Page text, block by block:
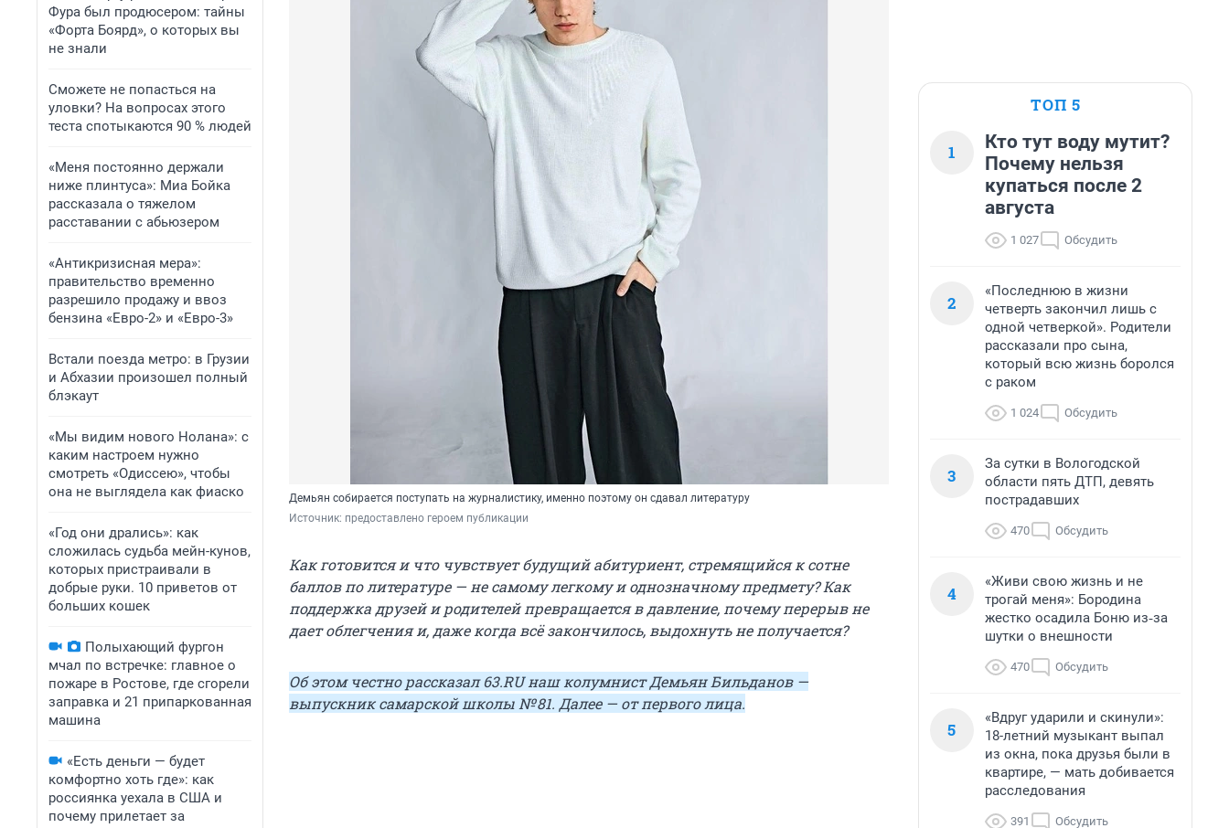
Фура был продюсером: тайны
«Форта Боярд», о которых вы
не знали
Сможете не попасться на
уловки? На вопросах этого
теста спотыкаются 90 % людей
«Меня постоянно держали
ниже плинтуса»: Миа Бойка
рассказала о тяжелом
расставании с абьюзером
«Антикризисная мера»:
правительство временно
разрешило продажу и ввоз
бензина «Евро-2» и «Евро-3»
Встали поезда метро: в Грузии
и Абхазии произошел полный
блэкаут
«Мы видим нового Нолана»: с
каким настроем нужно
смотреть «Одиссею», чтобы
она не выглядела как фиаско
«Год они дрались»: как
сложилась судьба мейн-кунов,
которых пристраивали в
добрые руки. 10 приветов от
больших кошек
Полыхающий фургон
мчал по встречке: главное о
пожаре в Ростове, где сгорели
заправка и 21 припаркованная
машина
«Есть деньги — будет
комфортно хоть где»: как
россиянка уехала в США и
почему прилетает за
Демьян собирается поступать на журналистику, именно поэтому он сдавал литературу
Источник: предоставлено героем публикации
Как готовится и что чувствует будущий абитуриент, стремящийся к сотне
баллов по литературе — не самому легкому и однозначному предмету? Как
поддержка друзей и родителей превращается в давление, почему перерыв не
дает облегчения и, даже когда всё закончилось, выдохнуть не получается?
Об этом честно рассказал63.RUнаш колумнист Демьян Бильданов —
выпускник самарской школы № 81. Далее — от первого лица.
ТОП 5
1
Кто тут воду мутит?
Почему нельзя
купаться после 2
августа
1 027 Обсудить
2
«Последнюю в жизни
четверть закончил лишь с
одной четверкой». Родители
рассказали про сына,
который всю жизнь боролся
с раком
1 024 Обсудить
3
За сутки в Вологодской
области пять ДТП, девять
пострадавших
470 Обсудить
4
«Живи свою жизнь и не
трогай меня»: Бородина
жестко осадила Боню из‑за
шутки о внешности
470 Обсудить
5
«Вдруг ударили и скинули»:
18-летний музыкант выпал
из окна, пока друзья были в
квартире, — мать добивается
расследования
391 Обсудить